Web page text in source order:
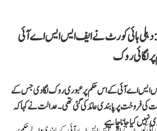
دہلی ہائی کورٹ نے ایف ایس ایس اے آئی
لگائی روک
ایس اے آئی کے اس حکم پر عبوری روک لگا دی جس کے
فروخت پر پابندی عائد کی گئی تھی۔ عدالت نے کہا کہ
نہیں کیا جانا چاہیے